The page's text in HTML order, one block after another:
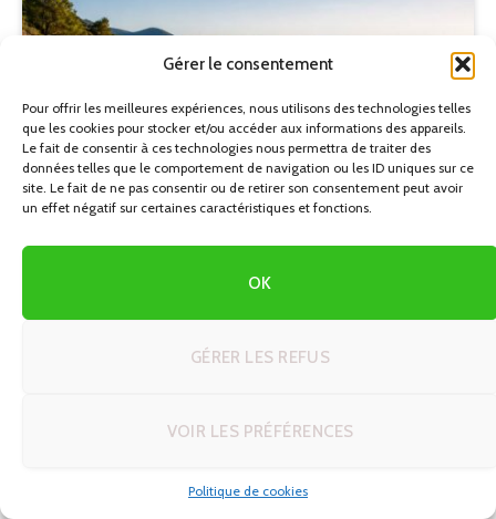
Gérer le consentement
Pour offrir les meilleures expériences, nous utilisons des technologies telles
que les cookies pour stocker et/ou accéder aux informations des appareils.
Le fait de consentir à ces technologies nous permettra de traiter des
données telles que le comportement de navigation ou les ID uniques sur ce
site. Le fait de ne pas consentir ou de retirer son consentement peut avoir
un effet négatif sur certaines caractéristiques et fonctions.
OK
GÉRER LES REFUS
VOIR LES PRÉFÉRENCES
Politique de cookies
modèles prêts à adapter